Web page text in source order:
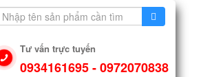
Tư vấn trực tuyến
0934161695 - 0972070838